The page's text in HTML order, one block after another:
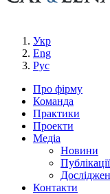
Укр
Eng
Рус
Про фірму
Команда
Практики
Проекти
Медіа
Новини
Публікації
Контакти